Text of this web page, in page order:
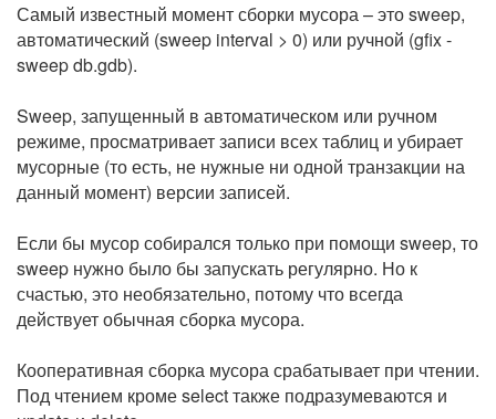
Самый известный момент сборки мусора – это sweep,
автоматический (sweep interval > 0) или ручной (gfix -
sweep db.gdb).
Sweep, запущенный в автоматическом или ручном
режиме, просматривает записи всех таблиц и убирает
мусорные (то есть, не нужные ни одной транзакции на
данный момент) версии записей.
Если бы мусор собирался только при помощи sweep, то
sweep нужно было бы запускать регулярно. Но к
счастью, это необязательно, потому что всегда
действует обычная сборка мусора.
Кооперативная сборка мусора срабатывает при чтении.
Под чтением кроме select также подразумеваются и